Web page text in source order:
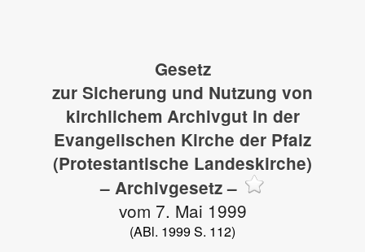
Gesetz
zur Sicherung und Nutzung von
kirchlichem Archivgut in der
Evangelischen Kirche der Pfalz
(Protestantische Landeskirche)
– Archivgesetz –
vom 7. Mai 1999
(ABl. 1999 S. 112)